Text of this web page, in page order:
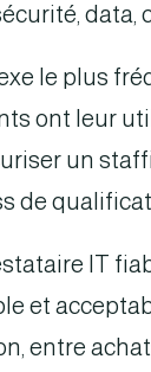
data,
le plus
ont leur
un
de
IT
et
entre